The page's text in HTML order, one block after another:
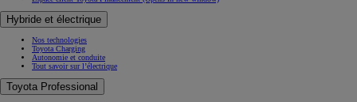
Hybride et électrique
Nos technologies
Toyota Charging
Autonomie et conduite
Tout savoir sur l’électrique
Toyota Professional